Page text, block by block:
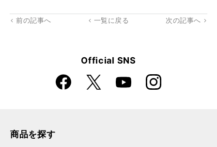
rk
前の記事へ 一覧に戻る 次の記事へ
Official SNS
Faceboo
k
X YouTube Instagra
m
商品を探す